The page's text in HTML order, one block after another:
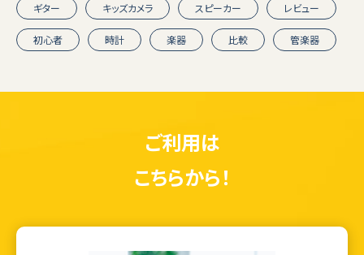
ギター キッズカメラ スピーカー レビュー
初心者 時計 楽器 比較 管楽器
ご利用は
こちらから！